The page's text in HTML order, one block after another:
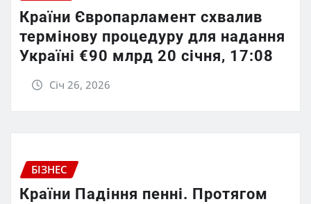
Країни Європарламент схвалив
термінову процедуру для надання
Україні €90 млрд 20 січня, 17:08
Січ 26, 2026
БІЗНЕС
Країни Падіння пенні. Протягом